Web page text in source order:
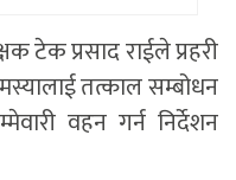
टेक प्रसाद राईले प्रहरी
तत्काल सम्बोधन
वहन गर्न निर्देशन